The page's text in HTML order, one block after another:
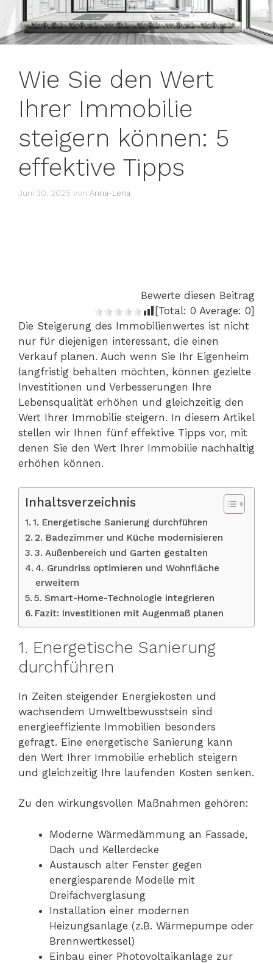
Wie Sie den Wert
Ihrer Immobilie
steigern können: 5
effektive Tipps
Juni 30, 2025 von Anna-Lena
Bewerte diesen Beitrag
[Total: 0 Average: 0]
Die Steigerung des Immobilienwertes ist nicht
nur für diejenigen interessant, die einen
Verkauf planen. Auch wenn Sie Ihr Eigenheim
langfristig behalten möchten, können gezielte
Investitionen und Verbesserungen Ihre
Lebensqualität erhöhen und gleichzeitig den
Wert Ihrer Immobilie steigern. In diesem Artikel
stellen wir Ihnen fünf effektive Tipps vor, mit
denen Sie den Wert Ihrer Immobilie nachhaltig
erhöhen können.
Inhaltsverzeichnis
1. Energetische Sanierung durchführen
2. Badezimmer und Küche modernisieren
3. Außenbereich und Garten gestalten
4. Grundriss optimieren und Wohnfläche
erweitern
5. Smart-Home-Technologie integrieren
Fazit: Investitionen mit Augenmaß planen
1. Energetische Sanierung
durchführen
In Zeiten steigender Energiekosten und
wachsendem Umweltbewusstsein sind
energieeffiziente Immobilien besonders
gefragt. Eine energetische Sanierung kann
den Wert Ihrer Immobilie erheblich steigern
und gleichzeitig Ihre laufenden Kosten senken.
Zu den wirkungsvollen Maßnahmen gehören:
Moderne Wärmedämmung an Fassade,
Dach und Kellerdecke
Austausch alter Fenster gegen
energiesparende Modelle mit
Dreifachverglasung
Installation einer modernen
Heizungsanlage (z.B. Wärmepumpe oder
Brennwertkessel)
Einbau einer Photovoltaikanlage zur